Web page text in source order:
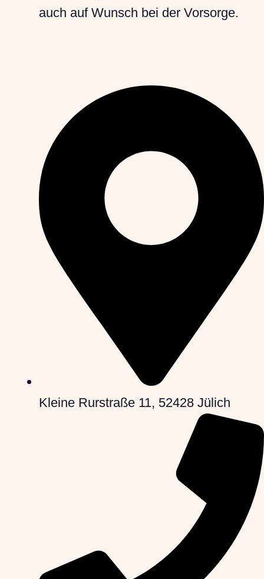
auch auf Wunsch bei der Vorsorge.
Kleine Rurstraße 11, 52428 Jülich